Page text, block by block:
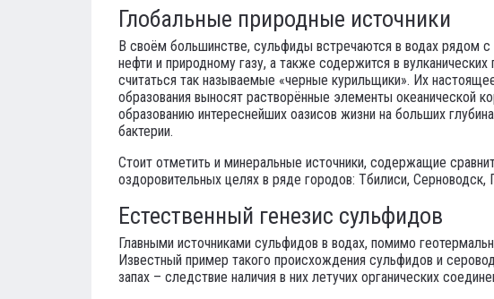
Глобальные природные источники
В своём большинстве, сульфиды встречаются в водах рядом
нефти и природному газу, а также содержится в
считаться так называемые «черные курильщики». Их
образования выносят растворённые элементы океанической
образованию интереснейших оазисов жизни на больших
бактерии.
Стоит отметить и минеральные источники, содержащие
оздоровительных целях в ряде городов: Тбилиси, Серноводск,
Естественный генезис сульфидов
Главными источниками сульфидов в водах, помимо
Известный пример такого происхождения сульфидов и
запах – следствие наличия в них летучих органических